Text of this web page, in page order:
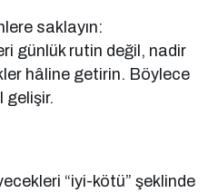
saklayın:
günlük rutin değil, nadir
hâline getirin. Böylece
gelişir.
“iyi-kötü” şeklinde